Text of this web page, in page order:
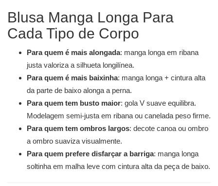
Blusa Manga Longa Para
Cada Tipo de Corpo
Para quem é mais alongada: manga longa em ribana
justa valoriza a silhueta longilínea.
Para quem é mais baixinha: manga longa + cintura alta
da parte de baixo alonga a perna.
Para quem tem busto maior: gola V suave equilibra.
Modelagem semi-justa em ribana ou canelada peso firme.
Para quem tem ombros largos: decote canoa ou ombro
a ombro suaviza visualmente.
Para quem prefere disfarçar a barriga: manga longa
soltinha em malha leve com cintura alta da peça de baixo.